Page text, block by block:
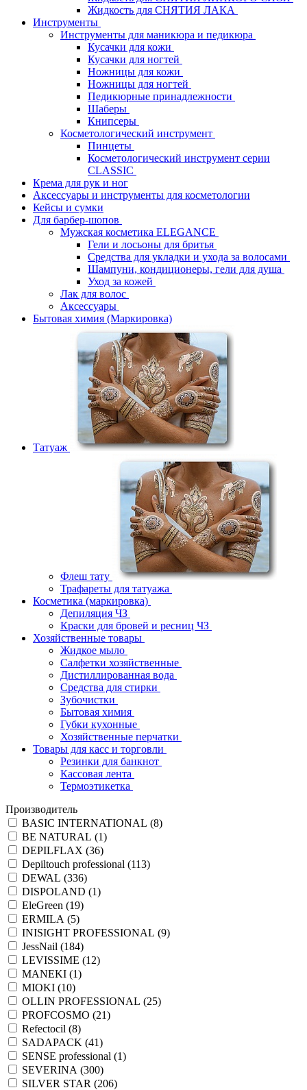
Жидкость для СНЯТИЯ ЛАКА
Инструменты
Инструменты для маникюра и педикюра
Кусачки для кожи
Кусачки для ногтей
Ножницы для кожи
Ножницы для ногтей
Педикюрные принадлежности
Шаберы
Книпсеры
Косметологический инструмент
Пинцеты
Косметологический инструмент серии
CLASSIC
Крема для рук и ног
Аксессуары и инструменты для косметологии
Кейсы и сумки
Для барбер-шопов
Мужская косметика ELEGANCE
Гели и лосьоны для бритья
Средства для укладки и ухода за волосами
Шампуни, кондиционеры, гели для душа
Уход за кожей
Лак для волос
Аксессуары
Бытовая химия (Маркировка)
Татуаж
Флеш тату
Трафареты для татуажа
Косметика (маркировка)
Депиляция ЧЗ
Краски для бровей и ресниц ЧЗ
Хозяйственные товары
Жидкое мыло
Салфетки хозяйственные
Дистиллированная вода
Средства для стирки
Зубочистки
Бытовая химия
Губки кухонные
Хозяйственные перчатки
Товары для касс и торговли
Резинки для банкнот
Кассовая лента
Термоэтикетка
Производитель
BASIC INTERNATIONAL (8)
BE NATURAL (1)
DEPILFLAX (36)
Depiltouch professional (113)
DEWAL (336)
DISPOLAND (1)
EleGreen (19)
ERMILA (5)
INISIGHT PROFESSIONAL (9)
JessNail (184)
LEVISSIME (12)
MANEKI (1)
MIOKI (10)
OLLIN PROFESSIONAL (25)
PROFCOSMO (21)
Refectocil (8)
SADAPACK (41)
SENSE professional (1)
SEVERINA (300)
SILVER STAR (206)